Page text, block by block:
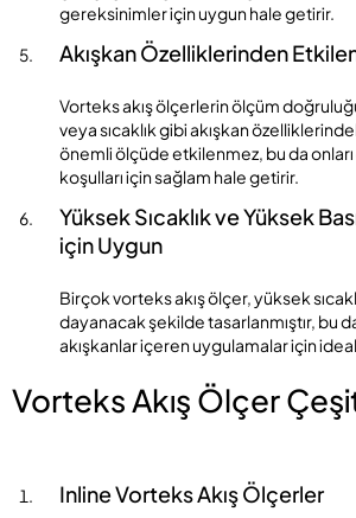
gereksinimler için uygun hale getirir.
Akışkan Özelliklerinden
Vorteks akış ölçerlerin ölçüm
veya sıcaklık gibi akışkan
önemli ölçüde etkilenmez, bu da
koşulları için sağlam hale getirir.
Yüksek Sıcaklık ve Yüksek
için Uygun
Birçok vorteks akış ölçer, yüksek
dayanacak şekilde tasarlanmıştır, bu
akışkanlar içeren uygulamalar için
Vorteks Akış Ölçer
Inline Vorteks Akış Ölçerler